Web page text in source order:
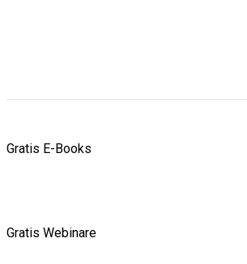
Gratis E-Books
Gratis Webinare